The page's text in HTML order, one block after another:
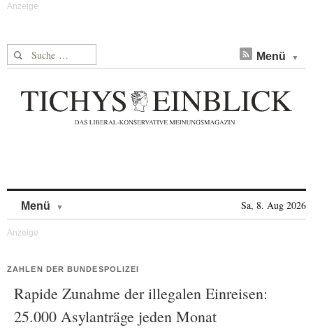
Suche nach: Menü
Menü Sa, 8. Aug 2026
ZAHLEN DER BUNDESPOLIZEI
Rapide Zunahme der illegalen Einreisen:
25.000 Asylanträge jeden Monat